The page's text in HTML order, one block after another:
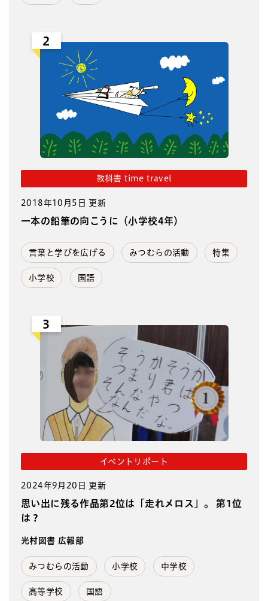
2
教科書 time travel
2018年10月5日 更新
一本の鉛筆の向こうに（小学校4年）
言葉と学びを広げる みつむらの活動 特集
小学校 国語
3
イベントリポート
2024年9月20日 更新
思い出に残る作品第2位は「走れメロス」。 第1位
は？
光村図書 広報部
みつむらの活動 小学校 中学校
高等学校 国語